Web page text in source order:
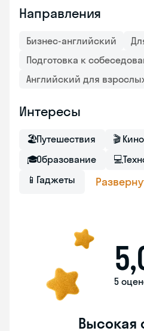
Направления
Бизнес-английский
Подготовка к
Английский для
Интересы
🏖Путешествия 🎬
🎓Образование 💻
📱 Гаджеты
5
Высокая